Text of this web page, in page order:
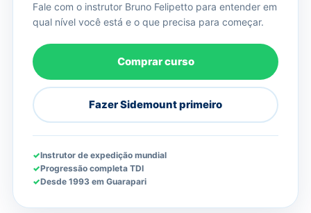
Fale com o instrutor Bruno Felipetto para entender em
qual nível você está e o que precisa para começar.
Comprar curso
Fazer Sidemount primeiro
Instrutor de expedição mundial
Progressão completa TDI
Desde 1993 em Guarapari